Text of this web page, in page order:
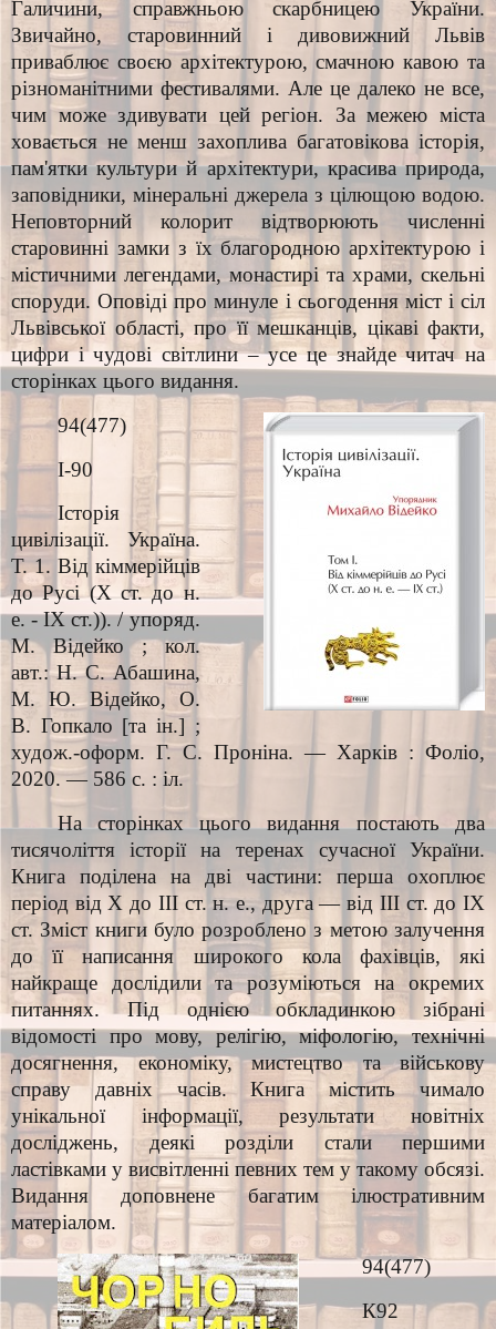
Галичини, справжньою скарбницею України.
Звичайно, старовинний і дивовижний Львів
приваблює своєю архітектурою, смачною кавою та
різноманітними фестивалями. Але це далеко не все,
чим може здивувати цей регіон. За межею міста
ховається не менш захоплива багатовікова історія,
пам'ятки культури й архітектури, красива природа,
заповідники, мінеральні джерела з цілющою водою.
Неповторний колорит відтворюють численні
старовинні замки з їх благородною архітектурою і
містичними легендами, монастирі та храми, скельні
споруди. Оповіді про минуле і сьогодення міст і сіл
Львівської області, про її мешканців, цікаві факти,
цифри і чудові світлини – усе це знайде читач на
сторінках цього видання.
94(477)
І-90
Історія
цивілізації. Україна.
Т. 1. Від кіммерійців
до Русі (Х ст. до н.
е. - ІХ ст.)). / упоряд.
М. Відейко ; кол.
авт.: Н. С. Абашина,
М. Ю. Відейко, О.
В. Гопкало [та ін.] ;
худож.-оформ. Г. С. Проніна. — Харків : Фоліо,
2020. — 586 с. : іл.
На сторінках цього видання постають два
тисячоліття історії на теренах сучасної України.
Книга поділена на дві частини: перша охоплює
період від Х до ІІІ ст. н. е., друга — від ІІІ ст. до ІХ
ст. Зміст книги було розроблено з метою залучення
до її написання широкого кола фахівців, які
найкраще дослідили та розуміються на окремих
питаннях. Під однією обкладинкою зібрані
відомості про мову, релігію, міфологію, технічні
досягнення, економіку, мистецтво та військову
справу давніх часів. Книга містить чимало
унікальної інформації, результати новітніх
досліджень, деякі розділи стали першими
ластівками у висвітленні певних тем у такому обсязі.
Видання доповнене багатим ілюстративним
матеріалом.
94(477)
К92